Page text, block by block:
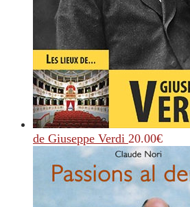
de Giuseppe Verdi 20.00€